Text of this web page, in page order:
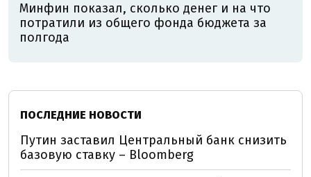
Минфин показал, сколько денег и на что
потратили из общего фонда бюджета за
полгода
ПОСЛЕДНИЕ НОВОСТИ
Путин заставил Центральный банк снизить
базовую ставку – Bloomberg